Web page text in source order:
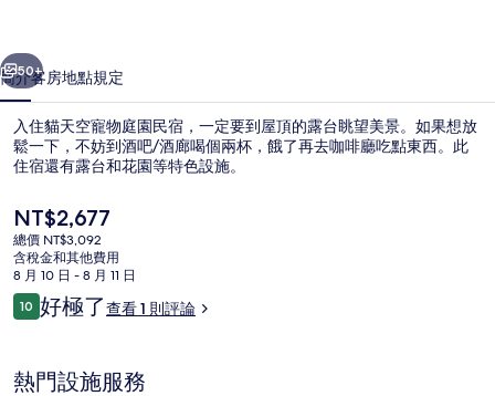
民
宿
的
相
片
集
個 下一個
50+
簡介客房地點規定
入住貓天空寵物庭園民宿，一定要到屋頂的露台眺望美景。如果想放
鬆一下，不妨到酒吧/酒廊喝個兩杯，餓了再去咖啡廳吃點東西。此
住宿還有露台和花園等特色設施。
目
前
的
價
格
是
NT$2,677
總價 NT$3,092
含稅金和其他費用
8 月 10 日 - 8 月 11 日
評
論
1010 分，滿分 10 分，
好極了查看 1 則評論
熱門設施服務